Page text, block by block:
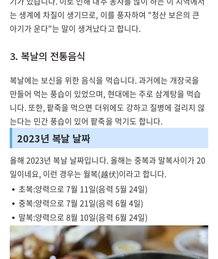
는 생계에 차질이 생기므로, 이를 풍자하여 "청산 보은의 큰
아기가 운다"는 말이 생겨났다고 합니다.
3. 복날의 전통음식
복날에는 보신을 위한 음식을 먹습니다. 과거에는 개장국을
만들어 먹는 풍습이 있었으며, 현대에는 주로 삼계탕을 먹습
니다. 또한, 팥죽을 먹으면 더위에도 강하고 질병에 걸리지 않
는다는 민간 풍습이 있어 팥죽을 먹기도 합니다.
2023년 복날 날짜
올해 2023년 복날 날짜입니다. 올해는 중복과 말복사이가 20
일이네요, 이런 경우는 월복(越伏)이라고 합니다.
초복:양력으로 7월 11일(음력 5월 24일)
중복:양력으로 7월 21일(음력 6월 4일)
말복:양력으로 8월 10일(음력 6월 24일)